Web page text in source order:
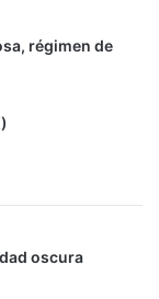
régimen de
oscura